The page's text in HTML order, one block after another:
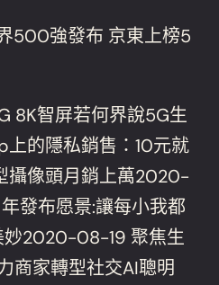
500強發布 京東上榜5
8K智屏若何界說5G生
的隱私銷售：10元就
攝像頭月銷上萬2020-
發布愿景:讓每小我都
妙2020-08-19 聚焦生
商家轉型社交AI聰明